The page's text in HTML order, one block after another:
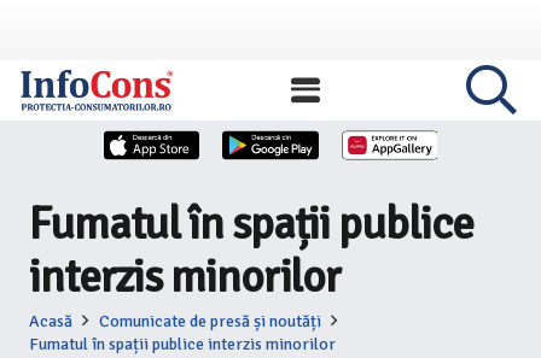
Fumatul în spații publice
interzis minorilor
Acasă
Comunicate de presă și noutăți
Fumatul în spații publice interzis minorilor